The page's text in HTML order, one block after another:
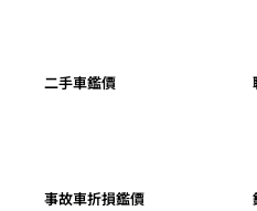
二手車鑑價
事故車折損鑑價